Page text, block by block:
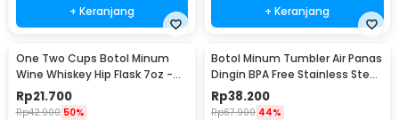
+ Keranjang + Keranjang
One Two Cups Botol Minum
Wine Whiskey Hip Flask 7oz -
F0212
Rp21.700
Rp42.900 50%
Botol Minum Tumbler Air Panas
Dingin BPA Free Stainless Steel
350ml - HS-6983
Rp38.200
Rp67.900 44%